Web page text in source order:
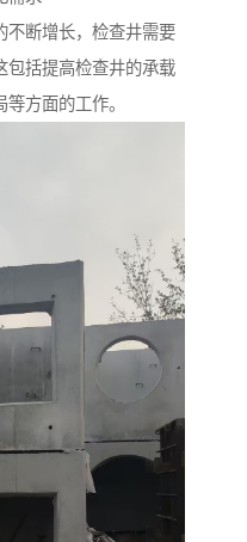
不断增长，检查井需要
包括提高检查井的承载
方面的工作。